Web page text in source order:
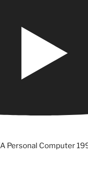
Personal Computer